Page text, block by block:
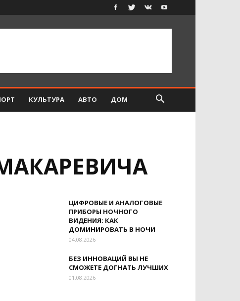
КУЛЬТУРА АВТО ДОМ
ЦИФРОВЫЕ И АНАЛОГОВЫЕ
ПРИБОРЫ НОЧНОГО
ВИДЕНИЯ: КАК
ДОМИНИРОВАТЬ В НОЧИ
04.08.2026
БЕЗ ИННОВАЦИЙ ВЫ НЕ
СМОЖЕТЕ ДОГНАТЬ ЛУЧШИХ
01.08.2026